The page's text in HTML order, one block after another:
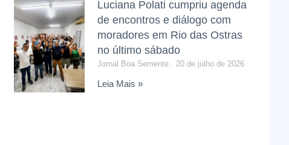
Luciana Polati cumpriu agenda
de encontros e diálogo com
moradores em Rio das Ostras
no último sábado
Jornal Boa Semente 20 de julho de 2026
Leia Mais »